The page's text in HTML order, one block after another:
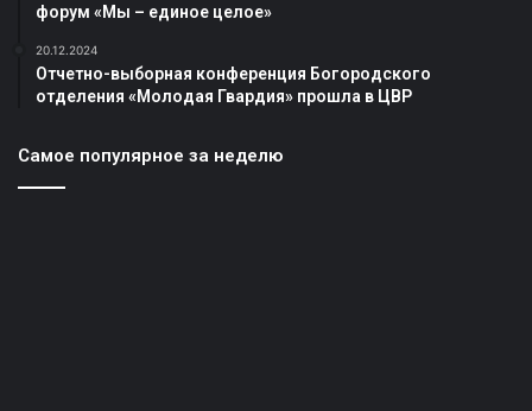
форум «Мы – единое целое»
20.12.2024
Отчетно-выборная конференция Богородского
отделения «Молодая Гвардия» прошла в ЦВР
Самое популярное за неделю